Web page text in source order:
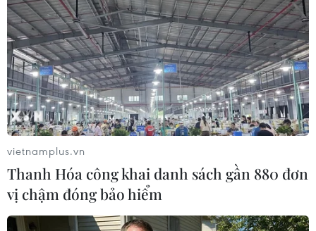
vietnamplus.vn
Thanh Hóa công khai danh sách gần 880 đơn
vị chậm đóng bảo hiểm